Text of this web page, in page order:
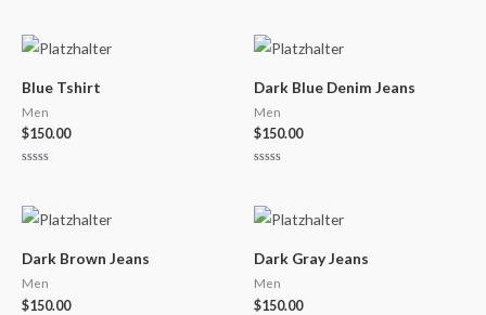
von
5
von
5
Blue Tshirt
Men
$150.00
von
5
Dark Blue Denim Jeans
Men
$150.00
von
5
Dark Brown Jeans
Men
$150.00
Dark Gray Jeans
Men
$150.00